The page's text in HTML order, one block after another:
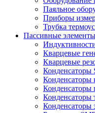
Паяльное
Приборы
Трубка
Пассивные элементы
Кварцевые
Кварцевые
Конденсаторы
Конденсаторы
Конденсаторы
Конденсаторы
Конденсаторы